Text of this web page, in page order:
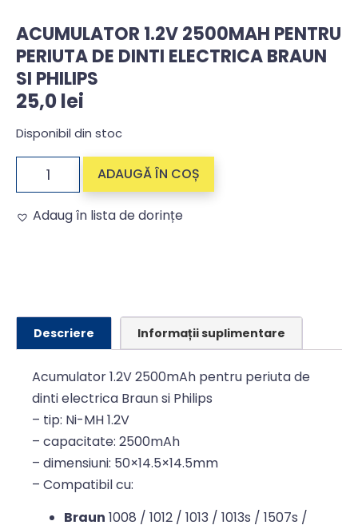
ACUMULATOR 1.2V 2500MAH PENTRU
PERIUTA DE DINTI ELECTRICA BRAUN
SI PHILIPS
25,0lei
Disponibil din stoc
ADAUGĂ ÎN COȘ
Adaug în lista de dorințe
Descriere Informații suplimentare
Acumulator 1.2V 2500mAh pentru periuta de
dinti electrica Braun si Philips
– tip: Ni-MH 1.2V
– capacitate: 2500mAh
– dimensiuni: 50×14.5×14.5mm
– Compatibil cu:
Braun 1008 / 1012 / 1013 / 1013s / 1507s /